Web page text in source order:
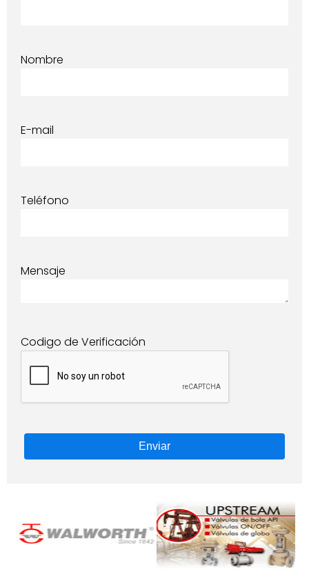
Nombre
E-mail
Teléfono
Mensaje
Codigo de Verificación
Enviar